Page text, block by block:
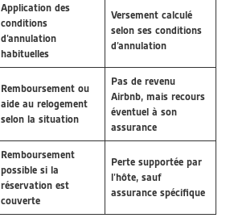
Application des
conditions
d’annulation
habituelles
Versement calculé
selon ses conditions
d’annulation
Remboursement ou
aide au relogement
selon la situation
Pas de revenu
Airbnb, mais recours
éventuel à son
assurance
Remboursement
possible si la
réservation est
couverte
Perte supportée par
l’hôte, sauf
assurance spécifique